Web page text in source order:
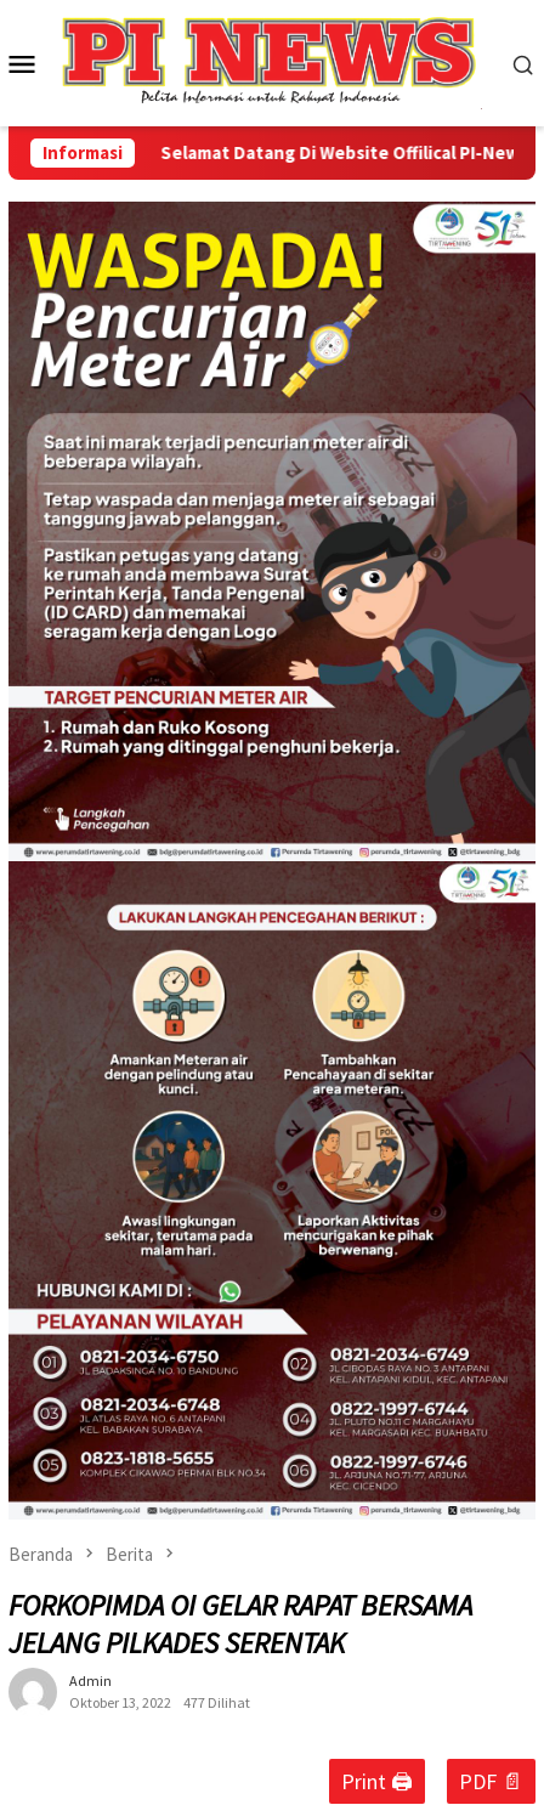
konten
Menu
Mobile
Informasi Selamat Datang Di Website Offilical PI-News
Beranda Berita
FORKOPIMDA OI GELAR RAPAT BERSAMA
JELANG PILKADES SERENTAK
Admin
Oktober 13, 2022
477 Dilihat
Print 🖨 PDF 📄